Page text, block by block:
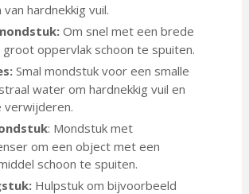
hardnekkig vuil.
Om snel met een brede
groot oppervlak schoon te spuiten.
Smal mondstuk voor een smalle
water om hardnekkig vuil en
verwijderen.
: Mondstuk met
om een object met een
schoon te spuiten.
Hulpstuk om bijvoorbeeld